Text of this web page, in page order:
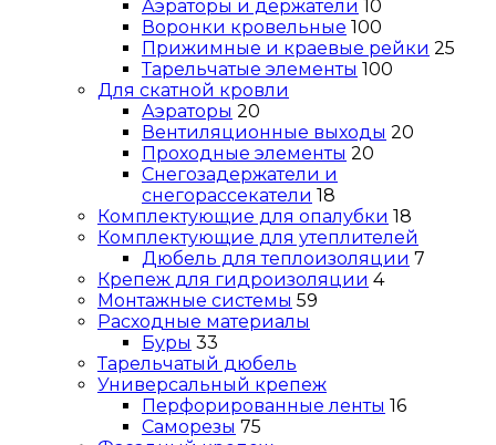
Аэраторы и держатели 10
Воронки кровельные 100
Прижимные и краевые рейки 25
Тарельчатые элементы 100
Для скатной кровли
Аэраторы 20
Вентиляционные выходы 20
Проходные элементы 20
Снегозадержатели и
снегорассекатели 18
Комплектующие для опалубки 18
Комплектующие для утеплителей
Дюбель для теплоизоляции 7
Крепеж для гидроизоляции 4
Монтажные системы 59
Расходные материалы
Буры 33
Тарельчатый дюбель
Универсальный крепеж
Перфорированные ленты 16
Саморезы 75